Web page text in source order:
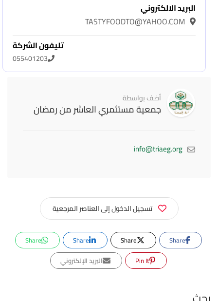
البريد الالكتروني
TASTYFOODTO@YAHOO.COM
تليفون الشركة
055401203
أضف بواسطة
جمعية مستثمري العاشر من رمضان
info@triaeg.org
تسجيل الدخول إلى العناصر المرجعية
Share
Share
Share
Share
Pin It
البريد الإلكتروني